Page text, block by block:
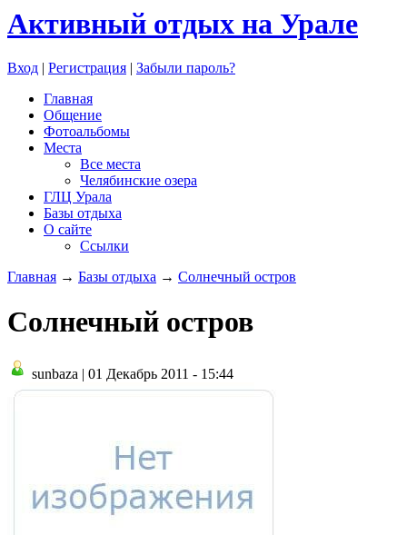
Активный отдых на Урале
Вход | Регистрация | Забыли пароль?
Главная
Общение
Фотоальбомы
Места
Все места
Челябинские озера
ГЛЦ Урала
Базы отдыха
О сайте
Ссылки
Главная → Базы отдыха → Солнечный остров
Солнечный остров
sunbaza | 01 Декабрь 2011 - 15:44